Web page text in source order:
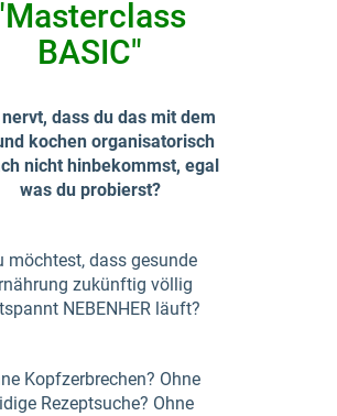
BASIC"
nervt, dass du das mit dem
kochen organisatorisch
nicht hinbekommst, egal
was du probierst?
möchtest, dass gesunde
zukünftig völlig
NEBENHER läuft?
Kopfzerbrechen? Ohne
Rezeptsuche? Ohne